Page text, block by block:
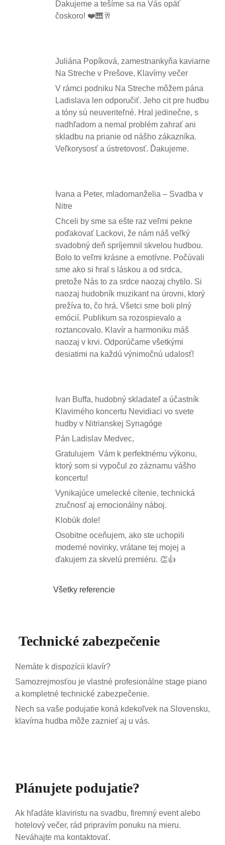
Ďakujeme a tešíme sa na Vás opäť
čoskoro! ❤️🎹🥂
Juliána Popíková, zamestnankyňa kaviarne
Na Streche v Prešove, Klavírny večer
V rámci podniku Na Streche môžem pána
Ladislava len odporučiť. Jeho cit pre hudbu
a tóny sú neuveriteľné. Hral jedinečne, s
nadhľadom a nemal problém zahrať ani
skladbu na prianie od nášho zákazníka.
Veľkorysosť a ústretovosť. Ďakujeme.
Ivana a Peter, mladomanželia – Svadba v
Nitre
Chceli by sme sa ešte raz veľmi pekne
poďakovať Lackovi, že nám náš veľký
svadobný deň spríjemnil skvelou hudbou.
Bolo to veľmi krásne a emotívne. Počúvali
sme ako si hral s láskou a od srdca,
pretože Nás to za srdce naozaj chytilo. Si
naozaj hudobník muzikant na úrovni, ktorý
prežíva to, čo hrá. Všetci sme boli plný
emócií. Publikum sa rozospievalo a
roztancovalo. Klavír a harmoniku máš
naozaj v krvi. Odporúčame všetkými
desiatimi na každú výnimočnú udalosť!
Ivan Buffa, hudobný skladateľ a účastník
Klavirného koncertu Nevidiaci vo svete
hudby v Nitrianskej Synagóge
Pán Ladislav Medvec,
Gratulujem Vám k perfektnému výkonu,
ktorý som si vypočul zo záznamu vášho
koncertu!
Vynikajúce umelecké cítenie, technická
zručnosť aj emocionálny náboj.
Klobúk dole!
Osobitne oceňujem, ako ste uchopili
moderné novinky, vrátane tej mojej a
ďakujem za skvelú premiéru. 👏👍
Všetky referencie
Technické zabezpečenie
Nemáte k dispozícii klavír?
Samozrejmosťou je vlastné profesionálne stage piano
a kompletné technické zabezpečenie.
Nech sa vaše podujatie koná kdekoľvek na Slovensku,
klavírna hudba môže zaznieť aj u vás.
Plánujete podujatie?
Ak hľadáte klaviristu na svadbu, firemný event alebo
hotelový večer, rád pripravím ponuku na mieru.
Neváhajte ma kontaktovať.